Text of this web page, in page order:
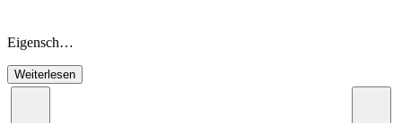
Eigensch…
Weiterlesen